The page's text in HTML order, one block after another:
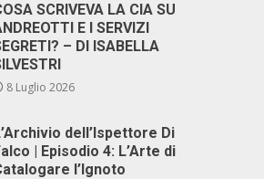
SCRIVEVA LA CIA SU
E I SERVIZI
– DI ISABELLA
8 Luglio 2026
dell’Ispettore Di
| Episodio 4: L’Arte di
l’Ignoto